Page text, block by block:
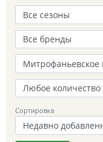
Сортировка